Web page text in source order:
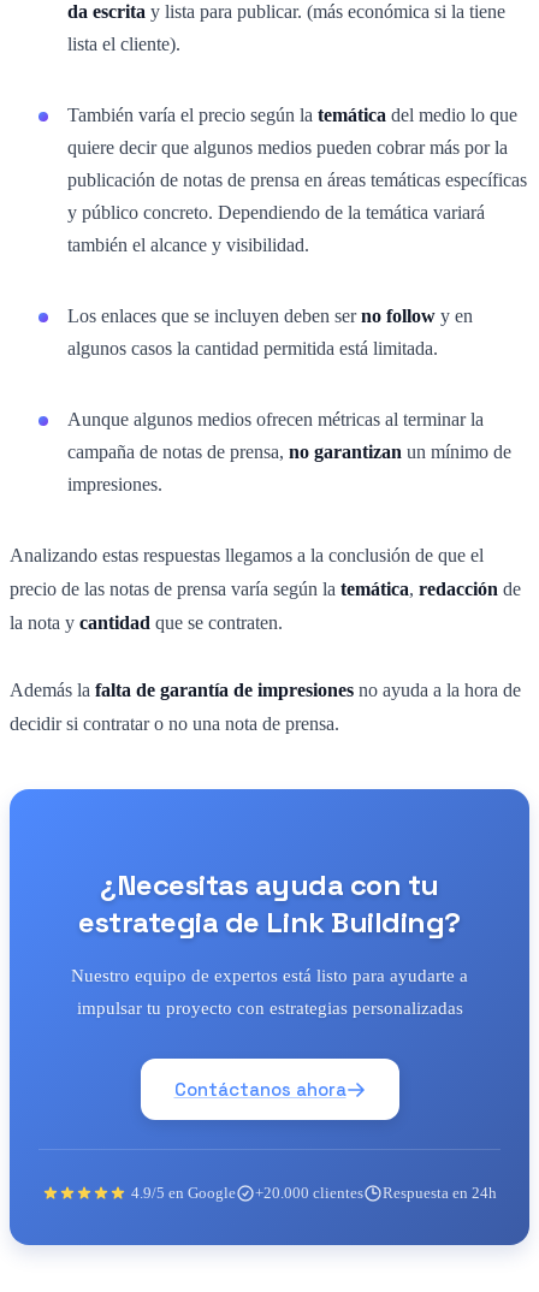
da escrita y lista para publicar. (más económica si la tiene
lista el cliente).
También varía el precio según la temática del medio lo que
quiere decir que algunos medios pueden cobrar más por la
publicación de notas de prensa en áreas temáticas específicas
y público concreto. Dependiendo de la temática variará
también el alcance y visibilidad.
Los enlaces que se incluyen deben serno follow y en
algunos casos la cantidad permitida está limitada.
Aunque algunos medios ofrecen métricas al terminar la
campaña de notas de prensa, no garantizan un mínimo de
impresiones.
Analizando estas respuestas llegamos a la conclusión de que el
precio de las notas de prensa varía según la temática, redacción de
la nota y cantidad que se contraten.
Además la falta de garantía de impresiones no ayuda a la hora de
decidir si contratar o no una nota de prensa.
¿Necesitas ayuda con tu
estrategia de Link Building?
Nuestro equipo de expertos está listo para ayudarte a
impulsar tu proyecto con estrategias personalizadas
Contáctanos ahora
4.9/5 en Google +20.000 clientes Respuesta en 24h